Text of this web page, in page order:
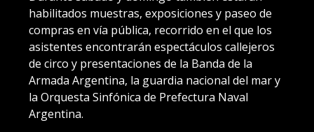
habilitados muestras, exposiciones y paseo de
compras en vía pública, recorrido en el que los
asistentes encontrarán espectáculos callejeros
de circo y presentaciones de la Banda de la
Armada Argentina, la guardia nacional del mar y
la Orquesta Sinfónica de Prefectura Naval
Argentina.